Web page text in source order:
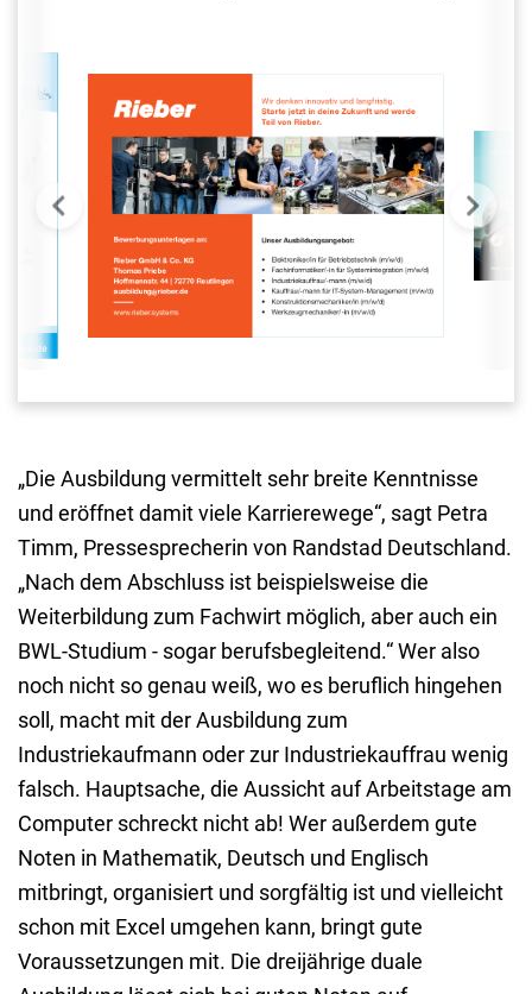
„Die Ausbildung vermittelt sehr breite Kenntnisse
und eröffnet damit viele Karrierewege“, sagt Petra
Timm, Pressesprecherin von Randstad Deutschland.
„Nach dem Abschluss ist beispielsweise die
Weiterbildung zum Fachwirt möglich, aber auch ein
BWL-Studium - sogar berufsbegleitend.“ Wer also
noch nicht so genau weiß, wo es beruflich hingehen
soll, macht mit der Ausbildung zum
Industriekaufmann oder zur Industriekauffrau wenig
falsch. Hauptsache, die Aussicht auf Arbeitstage am
Computer schreckt nicht ab! Wer außerdem gute
Noten in Mathematik, Deutsch und Englisch
mitbringt, organisiert und sorgfältig ist und vielleicht
schon mit Excel umgehen kann, bringt gute
Voraussetzungen mit. Die dreijährige duale